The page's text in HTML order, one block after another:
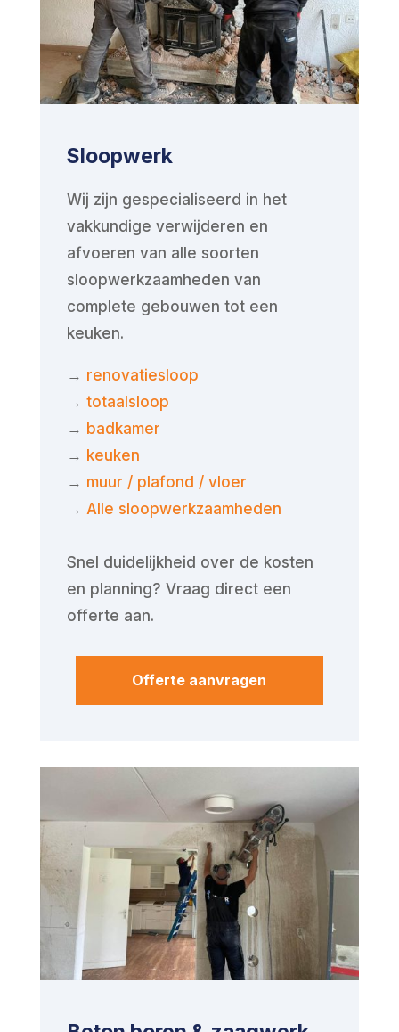
Sloopwerk
Wij zijn gespecialiseerd in het
vakkundige verwijderen en
afvoeren van alle soorten
sloopwerkzaamheden van
complete gebouwen tot een
keuken.
→ renovatiesloop
→ totaalsloop
→ badkamer
→ keuken
→ muur / plafond / vloer
→ Alle sloopwerkzaamheden
Snel duidelijkheid over de kosten
en planning? Vraag direct een
offerte aan.
Offerte aanvragen